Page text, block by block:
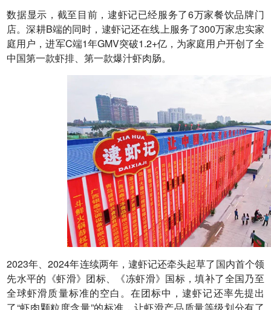
数据显示，截至目前，逮虾记已经服务了6万家餐饮品牌门
店。深耕B端的同时，逮虾记还在线上服务了300万家忠实家
庭用户，进军C端1年GMV突破1.2+亿，为家庭用户开创了全
中国第一款虾排、第一款爆汁虾肉肠。
2023年、2024年连续两年，逮虾记还牵头起草了国内首个领
先水平的《虾滑》团标、《冻虾滑》国标，填补了全国乃至
全球虾滑质量标准的空白。在团标中，逮虾记还率先提出
了“虾肉颗粒度含量”的标准，让虾滑产品质量等级划分有了